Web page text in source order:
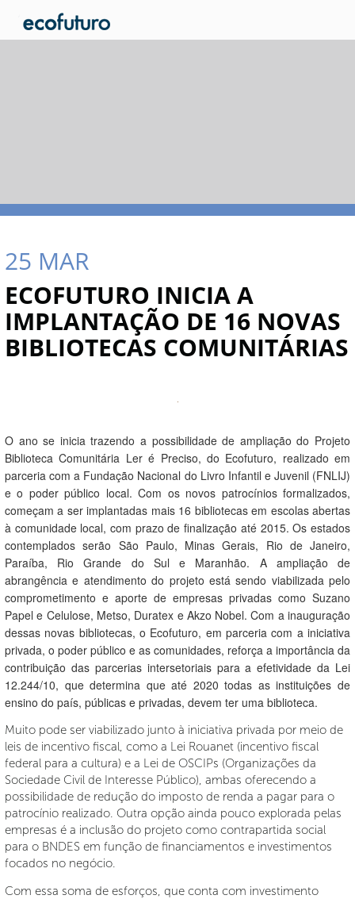
25 MAR
ECOFUTURO INICIA A
IMPLANTAÇÃO DE 16 NOVAS
BIBLIOTECAS COMUNITÁRIAS
O ano se inicia trazendo a possibilidade de ampliação do Projeto
Biblioteca Comunitária Ler é Preciso, do Ecofuturo, realizado em
parceria com a Fundação Nacional do Livro Infantil e Juvenil (FNLIJ)
e o poder público local. Com os novos patrocínios formalizados,
começam a ser implantadas mais 16 bibliotecas em escolas abertas
à comunidade local, com prazo de finalização até 2015. Os estados
contemplados serão São Paulo, Minas Gerais, Rio de Janeiro,
Paraíba, Rio Grande do Sul e Maranhão. A ampliação de
abrangência e atendimento do projeto está sendo viabilizada pelo
comprometimento e aporte de empresas privadas como Suzano
Papel e Celulose, Metso, Duratex e Akzo Nobel. Com a inauguração
dessas novas bibliotecas, o Ecofuturo, em parceria com a iniciativa
privada, o poder público e as comunidades, reforça a importância da
contribuição das parcerias intersetoriais para a efetividade da Lei
12.244/10, que determina que até 2020 todas as instituições de
ensino do país, públicas e privadas, devem ter uma biblioteca.
Muito pode ser viabilizado junto à iniciativa privada por meio de
leis de incentivo fiscal, como a Lei Rouanet (incentivo fiscal
federal para a cultura) e a Lei de OSCIPs (Organizações da
Sociedade Civil de Interesse Público), ambas oferecendo a
possibilidade de redução do imposto de renda a pagar para o
patrocínio realizado. Outra opção ainda pouco explorada pelas
empresas é a inclusão do projeto como contrapartida social
para o BNDES em função de financiamentos e investimentos
focados no negócio.
Com essa soma de esforços, que conta com investimento